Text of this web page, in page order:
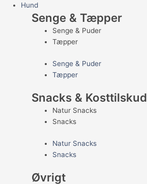
Hund
Senge & Tæpper
Senge & Puder
Tæpper
Senge & Puder
Tæpper
Snacks & Kosttilskud
Natur Snacks
Snacks
Natur Snacks
Snacks
Øvrigt